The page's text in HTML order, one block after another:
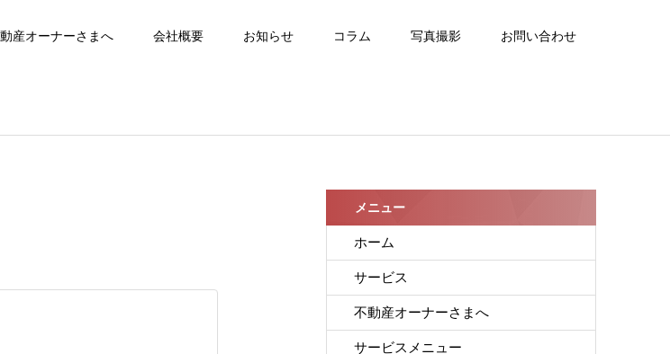
産オーナーさまへ 会社概要 お知らせ コラム 写真撮影 お問い合わせ
メニュー
ホーム
サービス
不動産オーナーさまへ
サービスメニュー